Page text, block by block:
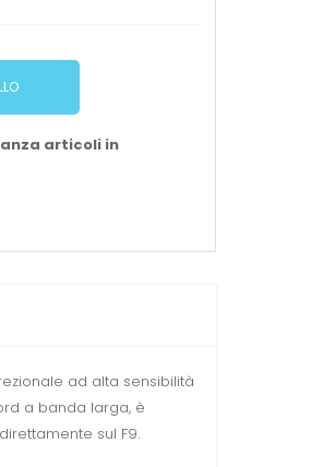
articoli in
ad alta sensibilità
a banda larga, è
sul F9.